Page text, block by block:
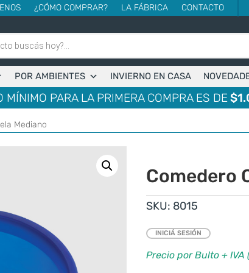
¿CÓMO COMPRAR? LA FÁBRICA CONTACTO
POR AMBIENTES INVIERNO EN CASA
MÍNIMO PARA LA PRIMERA COMPRA ES DE
Mediano
Comedero
SKU: 8015
INICIÁ SESIÓN
Precio por Bulto + IVA